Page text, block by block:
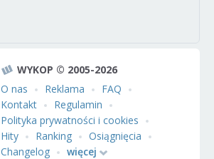
WYKOP © 2005-2026
O nas
Reklama
FAQ
Kontakt
Regulamin
Polityka prywatności i cookies
Hity
Ranking
Osiągnięcia
Changelog
więcej